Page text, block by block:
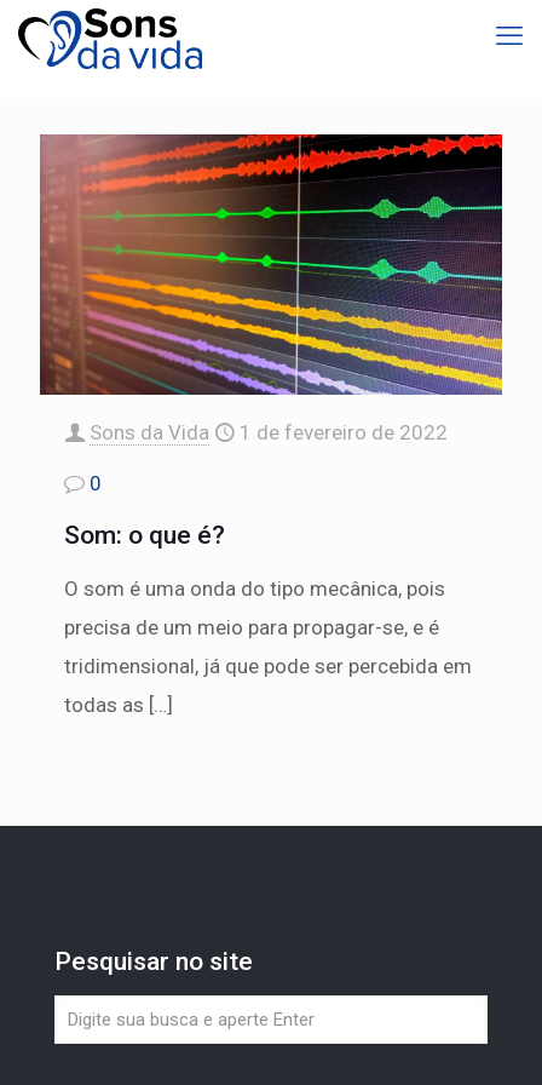
Sons da Vida 1 de fevereiro de 2022
0
Som: o que é?
O som é uma onda do tipo mecânica, pois
precisa de um meio para propagar-se, e é
tridimensional, já que pode ser percebida em
todas as […]
Pesquisar no site